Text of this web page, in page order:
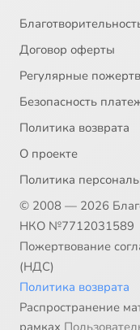
Договор оферты
Регулярные
Безопасность
Политика возврата
О проекте
Политика
© 2008 — 2026
НКО №7712031589
Пожертвование
(НДС)
Политика возврата
Распространение